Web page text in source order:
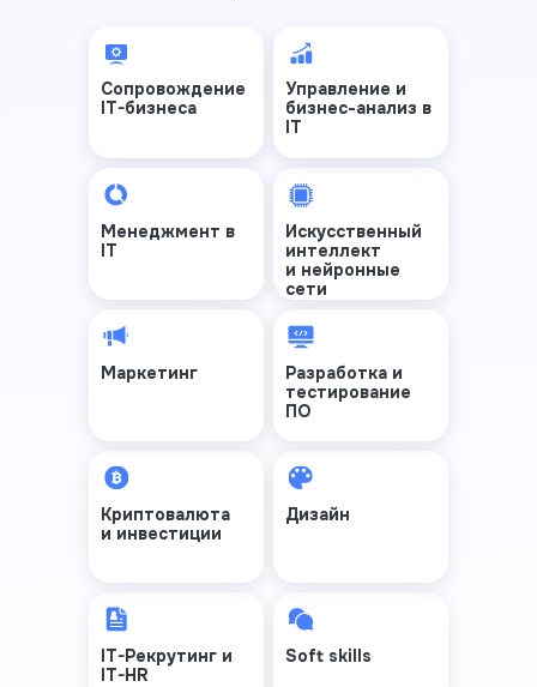
Сопровождение
IT-бизнеса
Управление и
бизнеc-анализ в
IT
Менеджмент в
IT
Искусственный
интеллект
и нейронные
сети
Маркетинг
IT-Рекрутинг и
IT-HR
Дизайн
Криптовалюта
и инвестиции
Разработка и
тестирование
ПО
Soft skills